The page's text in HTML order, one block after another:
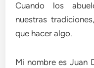
Cuando los
nuestras
que hacer algo.
Mi nombre es Juan